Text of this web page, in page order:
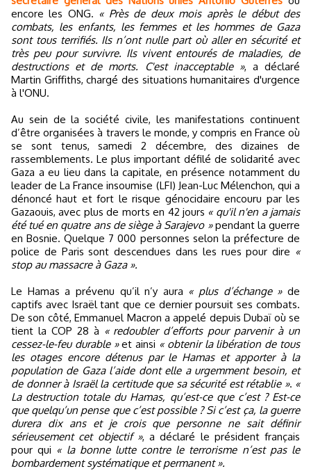
encore les ONG. « Près de deux mois après le début des
combats, les enfants, les femmes et les hommes de Gaza
sont tous terrifiés. Ils n’ont nulle part où aller en sécurité et
très peu pour survivre. Ils vivent entourés de maladies, de
destructions et de morts. C'est inacceptable », a déclaré
Martin Griffiths, chargé des situations humanitaires d'urgence
à l'ONU.
Au sein de la société civile, les manifestations continuent
d’être organisées à travers le monde, y compris en France où
se sont tenus, samedi 2 décembre, des dizaines de
rassemblements. Le plus important défilé de solidarité avec
Gaza a eu lieu dans la capitale, en présence notamment du
leader de La France insoumise (LFI) Jean-Luc Mélenchon, qui a
dénoncé haut et fort le risque génocidaire encouru par les
Gazaouis, avec plus de morts en 42 jours « qu'il n'en a jamais
été tué en quatre ans de siège à Sarajevo »pendant la guerre
en Bosnie. Quelque 7 000 personnes selon la préfecture de
police de Paris sont descendues dans les rues pour dire «
stop au massacre à Gaza ».
Le Hamas a prévenu qu’il n’y aura « plus d’échange »de
captifs avec Israël tant que ce dernier poursuit ses combats.
De son côté, Emmanuel Macron a appelé depuis Dubaï où se
tient la COP 28 à « redoubler d’efforts pour parvenir à un
cessez-le-feu durable »et ainsi « obtenir la libération de tous
les otages encore détenus par le Hamas et apporter à la
population de Gaza l’aide dont elle a urgemment besoin, et
de donner à Israël la certitude que sa sécurité est rétablie ». «
La destruction totale du Hamas, qu’est-ce que c’est ? Est-ce
que quelqu’un pense que c’est possible ? Si c’est ça, la guerre
durera dix ans et je crois que personne ne sait définir
sérieusement cet objectif », a déclaré le président français
pour qui « la bonne lutte contre le terrorisme n’est pas le
bombardement systématique et permanent ».